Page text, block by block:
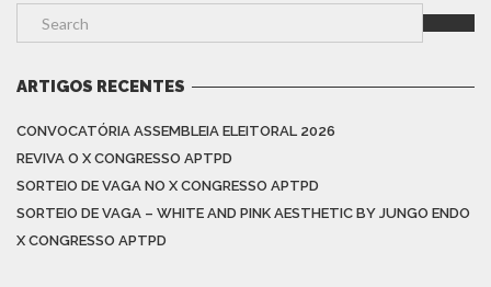
ARTIGOS RECENTES
CONVOCATÓRIA ASSEMBLEIA ELEITORAL 2026
REVIVA O X CONGRESSO APTPD
SORTEIO DE VAGA NO X CONGRESSO APTPD
SORTEIO DE VAGA – WHITE AND PINK AESTHETIC BY JUNGO ENDO
X CONGRESSO APTPD